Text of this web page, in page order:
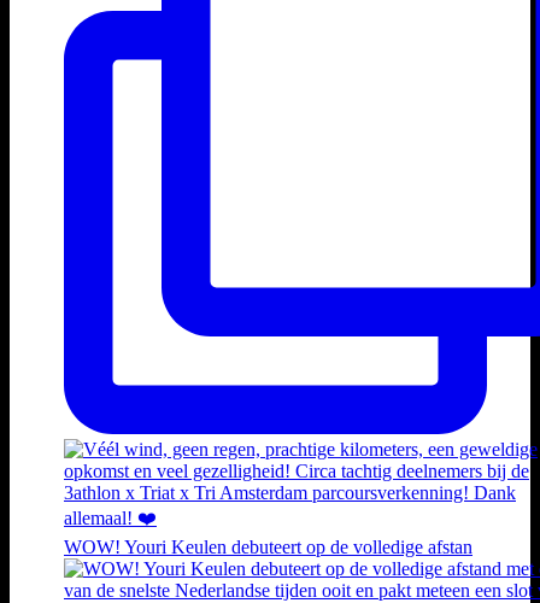
WOW! Youri Keulen debuteert op de volledige afstan